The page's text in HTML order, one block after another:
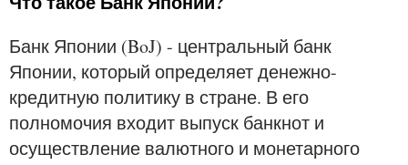
Банк Японии (BoJ) - центральный банк
Японии, который определяет денежно-
кредитную политику в стране. В его
полномочия входит выпуск банкнот и
осуществление валютного и монетарного